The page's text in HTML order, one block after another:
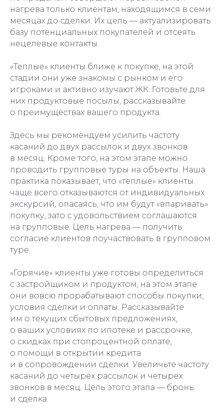
нагрева только клиентам, находящимся в семи
месяцах до сделки. Их цель — актуализировать
базу потенциальных покупателей и отсеять
нецелевые контакты.
«Теплые» клиенты ближе к покупке, на этой
стадии они уже знакомы с рынком и его
игроками и активно изучают ЖК. Готовьте для
них продуктовые посылы, рассказывайте
о преимуществах вашего продукта.
Здесь мы рекомендуем усилить частоту
касаний до двух рассылок и двух звонков
в месяц. Кроме того, на этом этапе можно
проводить групповые туры на объекты. Наша
практика показывает, что «теплые» клиенты
чаще всего отказываются от индивидуальных
экскурсий, опасаясь, что им будут «впаривать»
покупку, зато с удовольствием соглашаются
на групповые. Цель нагрева — получить
согласие клиентов поучаствовать в групповом
туре.
«Горячие» клиенты уже готовы определиться
с застройщиком и продуктом, на этом этапе
они вовсю прорабатывают способы покупки,
условия сделки и оплаты. Рассказывайте
им о текущих сбытовых предложениях,
о ваших условиях по ипотеке и рассрочке,
о скидках при стопроцентной оплате,
о помощи в открытии кредита
и в сопровождении сделки. Увеличьте частоту
касаний до четырех рассылок и четырех
звонков в месяц. Цель этого этапа — бронь
и сделка.